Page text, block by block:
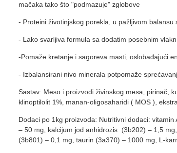
mačaka tako što "podmazuje" zglobove
- Proteini životinjskog porekla, u pažljivom
- Lako svarljiva formula sa dodatim posebnim
-Pomaže kretanje i sagoreva masti, oslobađajući
- Izbalansirani nivo minerala potpomaže
Sastav: Meso i proizvodi živinskog mesa, pirinač,
klinoptilolit 1%, manan-oligosaharidi ( MOS ),
Dodaci po 1kg proizvoda: Nutritivni dodaci:
– 50 mg, kalcijum jod anhidrozis (3b202) – 1,5
(3b801) – 0,1 mg, taurin (3a370) – 1000 mg, L-